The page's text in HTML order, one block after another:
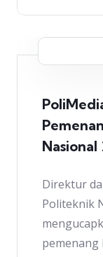
Nasional
Direktur
Politeknik
pemenang